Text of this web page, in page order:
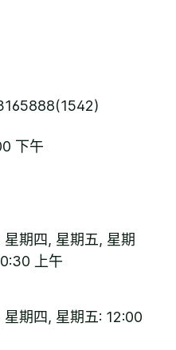
下午
期四, 星期五, 星期
上午
期四, 星期五: 12:00